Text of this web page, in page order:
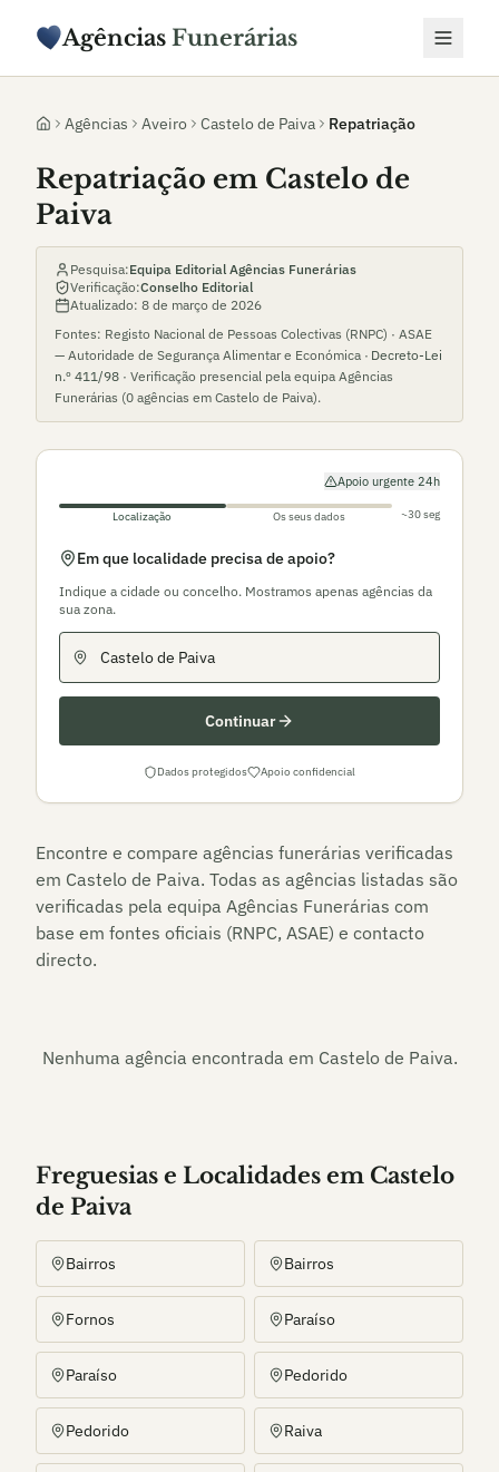
Agências Funerárias
Agências Aveiro Castelo de Paiva Repatriação
Repatriação em Castelo de
Paiva
Pesquisa:Equipa Editorial Agências Funerárias
Verificação:Conselho Editorial
Atualizado: 8 de março de 2026
Fontes: Registo Nacional de Pessoas Colectivas (RNPC) · ASAE
— Autoridade de Segurança Alimentar e Económica · Decreto-Lei
n.º 411/98 · Verificação presencial pela equipa Agências
Funerárias (0 agências em Castelo de Paiva).
Apoio urgente 24h
Localização Os seus dados ~30 seg
Em que localidade precisa de apoio?
Indique a cidade ou concelho. Mostramos apenas agências da
sua zona.
Continuar
Dados protegidos Apoio confidencial
Encontre e compare agências funerárias verificadas
em Castelo de Paiva. Todas as agências listadas são
verificadas pela equipa Agências Funerárias com
base em fontes oficiais (RNPC, ASAE) e contacto
directo.
Nenhuma agência encontrada em Castelo de Paiva.
Freguesias e Localidades em Castelo
de Paiva
Bairros Bairros
Fornos Paraíso
Paraíso Pedorido
Pedorido Raiva